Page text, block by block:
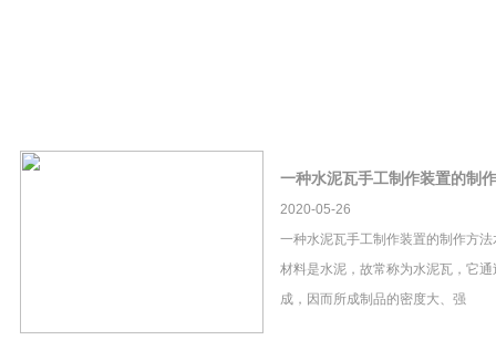
一种水泥瓦手工制作装置的制
2020-05-26
一种水泥瓦手工制作装置的制作方
材料是水泥，故常称为水泥瓦，它
成，因而所成制品的密度大、强